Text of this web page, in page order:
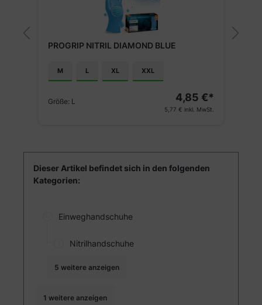
PROGRIP NITRIL DIAMOND BLUE
M L XL XXL
Größe: L 4,85 €*
5,77 € inkl. MwSt.
Dieser Artikel befindet sich in den folgenden
Kategorien:
Einweghandschuhe
Nitrilhandschuhe
5 weitere anzeigen
1 weitere anzeigen